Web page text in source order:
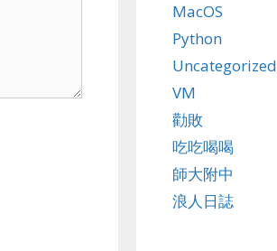
MacOS
Python
Uncategorized
VM
勸敗
吃吃喝喝
師大附中
浪人日誌